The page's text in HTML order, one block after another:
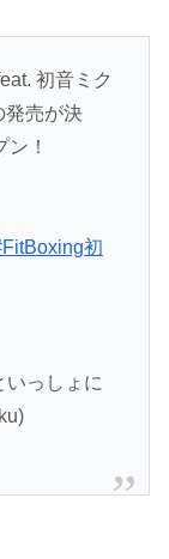
初音ミク
発売が決
！
初
っしょに